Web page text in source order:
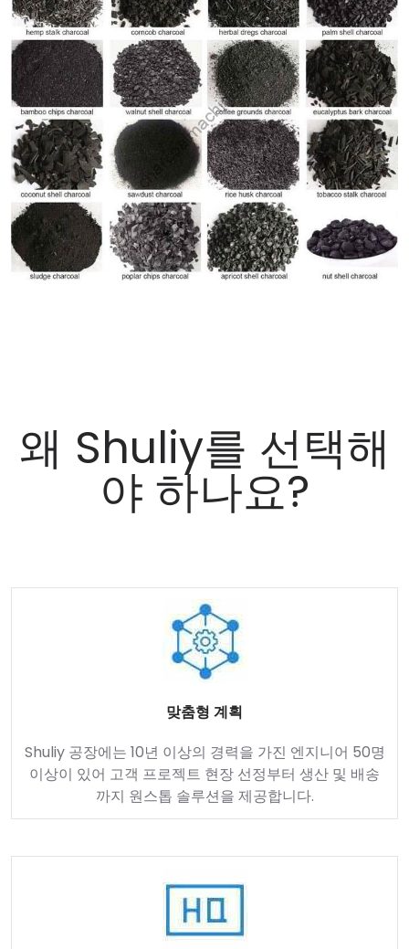
왜 Shuliy를 선택해
야 하나요?
맞춤형 계획
Shuliy 공장에는 10년 이상의 경력을 가진 엔지니어 50명
이상이 있어 고객 프로젝트 현장 선정부터 생산 및 배송
까지 원스톱 솔루션을 제공합니다.